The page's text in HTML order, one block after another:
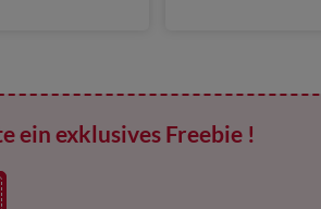
ein exklusives Freebie !